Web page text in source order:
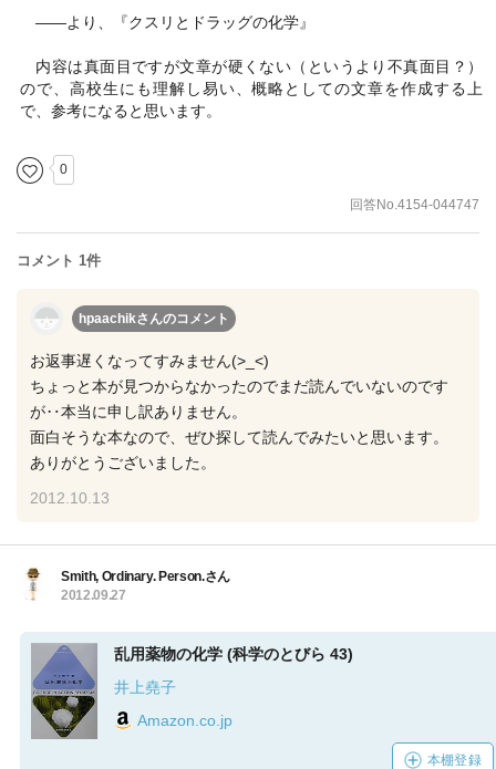
――より、『クスリとドラッグの化学』
内容は真面目ですが文章が硬くない（というより不真面目？）
ので、高校生にも理解し易い、概略としての文章を作成する上
で、参考になると思います。
0
回答No.4154-044747
コメント 1件
hpaachikさんのコメント
お返事遅くなってすみません(>_<)
ちょっと本が見つからなかったのでまだ読んでいないのです
が‥本当に申し訳ありません。
面白そうな本なので、ぜひ探して読んでみたいと思います。
ありがとうございました。
2012.10.13
Smith, Ordinary. Person.さん
2012.09.27
乱用薬物の化学 (科学のとびら 43)
井上堯子
Amazon.co.jp
本棚登録